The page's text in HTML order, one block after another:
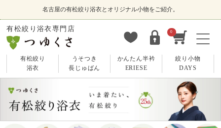
名古屋の有松絞り浴衣とオリジナル小物をご紹介。
有松絞り浴衣専門店 0
有松絞り
浴衣
うそつき
長じゅばん
かんたん半衿
ERIESE
絞り小物
DAYS